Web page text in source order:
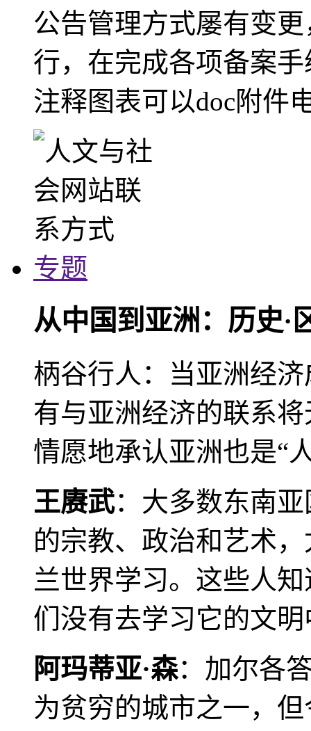
公告管理方式屡有变
行，在完成各项备案
注释图表可以doc附件
专题
从中国到亚洲：历史·
柄谷行人：当亚洲经
有与亚洲经济的联系
情愿地承认亚洲也是“
王赓武：大多数东南
的宗教、政治和艺术
兰世界学习。这些人
们没有去学习它的文
阿玛蒂亚·森：加尔各
为贫穷的城市之一，